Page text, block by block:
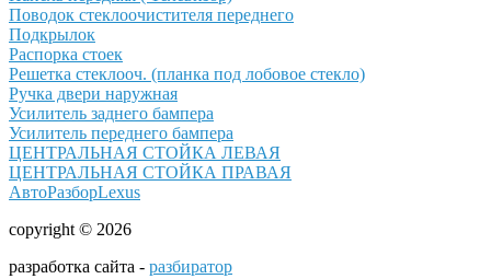
Поводок стеклоочистителя переднего
Подкрылок
Распорка стоек
Решетка стеклооч. (планка под лобовое стекло)
Ручка двери наружная
Усилитель заднего бампера
Усилитель переднего бампера
ЦЕНТРАЛЬНАЯ СТОЙКА ЛЕВАЯ
ЦЕНТРАЛЬНАЯ СТОЙКА ПРАВАЯ
АвтоРазборLexus
copyright © 2026
разработка сайта - разбиратор